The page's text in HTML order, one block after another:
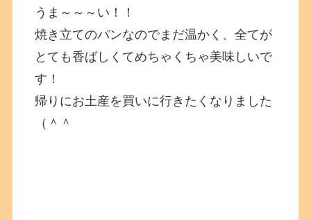
うま～～～い！！
焼き立てのパンなのでまだ温かく、全てが
とても香ばしくてめちゃくちゃ美味しいで
す！
帰りにお土産を買いに行きたくなりました
（＾＾